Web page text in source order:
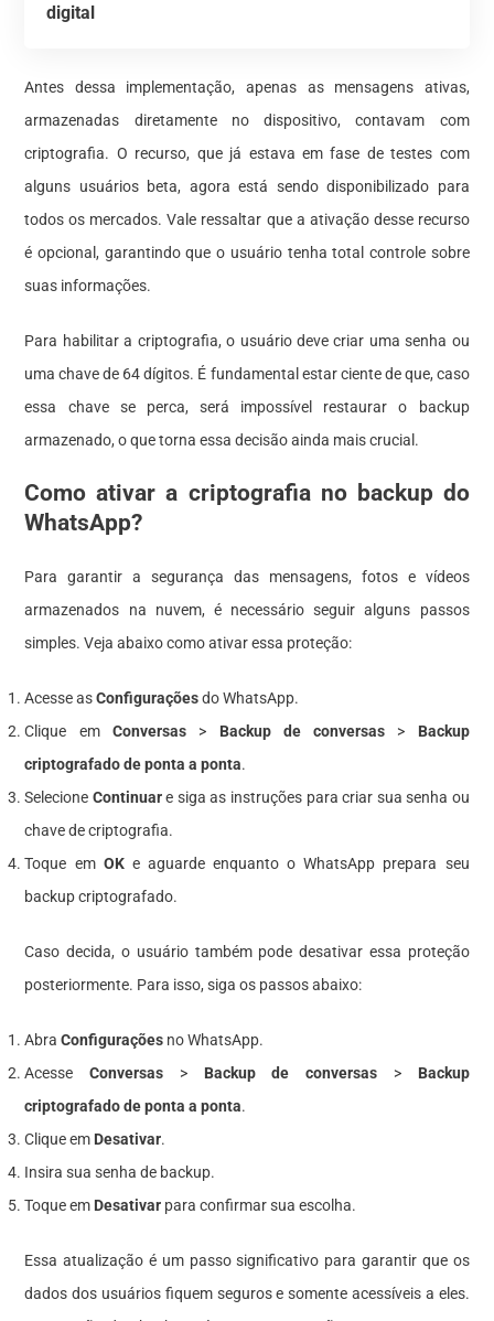
digital
Antes dessa implementação, apenas as mensagens ativas,
armazenadas diretamente no dispositivo, contavam com
criptografia. O recurso, que já estava em fase de testes com
alguns usuários beta, agora está sendo disponibilizado para
todos os mercados. Vale ressaltar que a ativação desse recurso
é opcional, garantindo que o usuário tenha total controle sobre
suas informações.
Para habilitar a criptografia, o usuário deve criar uma senha ou
uma chave de 64 dígitos. É fundamental estar ciente de que, caso
essa chave se perca, será impossível restaurar o backup
armazenado, o que torna essa decisão ainda mais crucial.
Como ativar a criptografia no backup do
WhatsApp?
Para garantir a segurança das mensagens, fotos e vídeos
armazenados na nuvem, é necessário seguir alguns passos
simples. Veja abaixo como ativar essa proteção:
Acesse asConfiguraçõesdo WhatsApp.
Clique em Conversas> Backup de conversas > Backup
criptografado de ponta a ponta.
Selecione Continuare siga as instruções para criar sua senha ou
chave de criptografia.
Toque em OKe aguarde enquanto o WhatsApp prepara seu
backup criptografado.
Caso decida, o usuário também pode desativar essa proteção
posteriormente. Para isso, siga os passos abaixo:
AbraConfigurações no WhatsApp.
AcesseConversas > Backup de conversas > Backup
criptografado de ponta a ponta.
Clique em Desativar.
Insira sua senha de backup.
Toque em Desativar para confirmar sua escolha.
Essa atualização é um passo significativo para garantir que os
dados dos usuários fiquem seguros e somente acessíveis a eles.